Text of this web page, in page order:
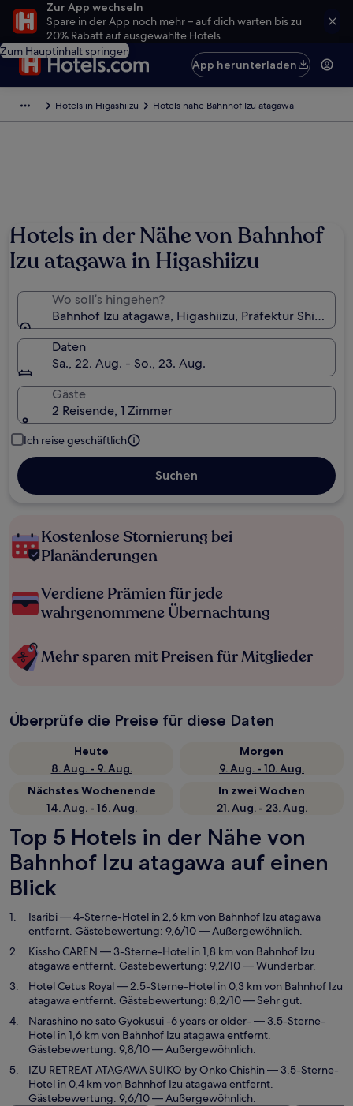
Zur App wechseln
Spare in der App noch mehr – auf dich warten bis zu
20% Rabatt auf ausgewählte Hotels.
Zum Hauptinhalt springen
App herunterladen
Hotels in Higashiizu Hotels nahe Bahnhof Izu atagawa
Hotels in der Nähe von Bahnhof
Izu atagawa in Higashiizu
Wo soll’s hingehen?
Bahnhof Izu atagawa, Higashiizu, Präfektur
Daten
Sa., 22. Aug. - So., 23. Aug.
Gäste
2 Reisende, 1 Zimmer
Ich reise geschäftlich
Suchen
Kostenlose Stornierung bei
Planänderungen
Verdiene Prämien für jede
wahrgenommene Übernachtung
Mehr sparen mit Preisen für Mitglieder
Überprüfe die Preise für diese Daten
Heute
8. Aug. - 9. Aug.
Morgen
9. Aug. - 10. Aug.
Nächstes Wochenende
14. Aug. - 16. Aug.
In zwei Wochen
21. Aug. - 23. Aug.
Top 5 Hotels in der Nähe von
Bahnhof Izu atagawa auf einen
Blick
Isaribi— 4-Sterne-Hotel in 2,6 km von Bahnhof Izu atagawa
entfernt. Gästebewertung: 9,6/10 — Außergewöhnlich.
Kissho CAREN — 3-Sterne-Hotel in 1,8 km von Bahnhof Izu
atagawa entfernt. Gästebewertung: 9,2/10 — Wunderbar.
Hotel Cetus Royal— 2.5-Sterne-Hotel in 0,3 km von Bahnhof Izu
atagawa entfernt. Gästebewertung: 8,2/10 — Sehr gut.
Narashino no sato Gyokusui -6 years or older- — 3.5-Sterne-
Hotel in 1,6 km von Bahnhof Izu atagawa entfernt.
Gästebewertung: 9,8/10 — Außergewöhnlich.
IZU RETREAT ATAGAWA SUIKO by Onko Chishin— 3.5-Sterne-
Hotel in 0,4 km von Bahnhof Izu atagawa entfernt.
Gästebewertung: 9,6/10 — Außergewöhnlich.